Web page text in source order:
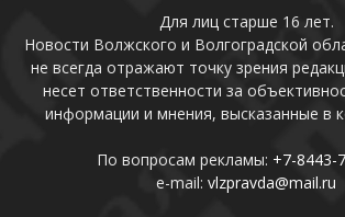
Для лиц старше 16 лет.
Новости Волжского и Волгоградской
не всегда отражают точку зрения
несет ответственности за
информации и мнения, высказанные в
По вопросам рекламы: +7-8443-
e-mail: vlzpravda@mail.ru